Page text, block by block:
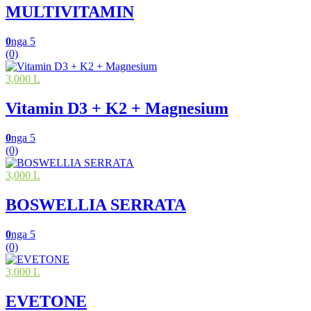
MULTIVITAMIN
0nga 5
(0)
3,000 L
Vitamin D3 + K2 + Magnesium
0nga 5
(0)
3,000 L
BOSWELLIA SERRATA
0nga 5
(0)
3,000 L
EVETONE